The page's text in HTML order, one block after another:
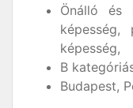
Önálló és
képesség,
képesség,
B
Budapest,